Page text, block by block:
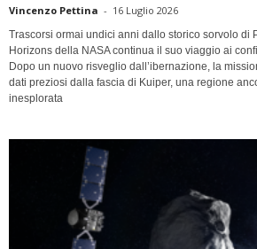
Vincenzo Pettina - 16 Luglio 2026
Trascorsi ormai undici anni dallo storico sorvolo di
Horizons della NASA continua il suo viaggio ai
Dopo un nuovo risveglio dall’ibernazione, la
dati preziosi dalla fascia di Kuiper, una regione
inesplorata